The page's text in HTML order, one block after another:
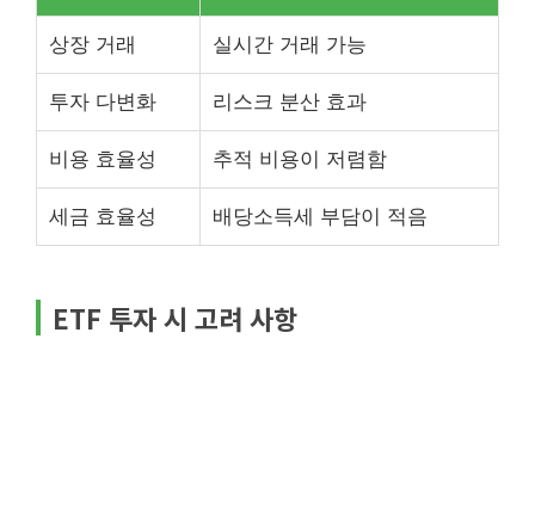
상장 거래 실시간 거래 가능
투자 다변화 리스크 분산 효과
비용 효율성 추적 비용이 저렴함
세금 효율성 배당소득세 부담이 적음
ETF 투자 시 고려 사항